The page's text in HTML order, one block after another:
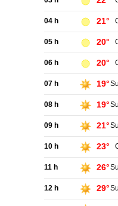
04 h 21°
05 h 20°
06 h 20°
07 h 19°
08 h 19°
09 h 21°
10 h 23°
11 h 26°
12 h 29°